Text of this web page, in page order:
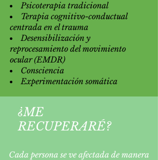
Psicoterapia tradicional
Terapia cognitivo-conductual
centrada en el trauma
Desensibilización y
reprocesamiento del movimiento
ocular (EMDR)
Consciencia
Experimentación somática
¿ME
RECUPERARÉ?
Cada persona se ve afectada de manera